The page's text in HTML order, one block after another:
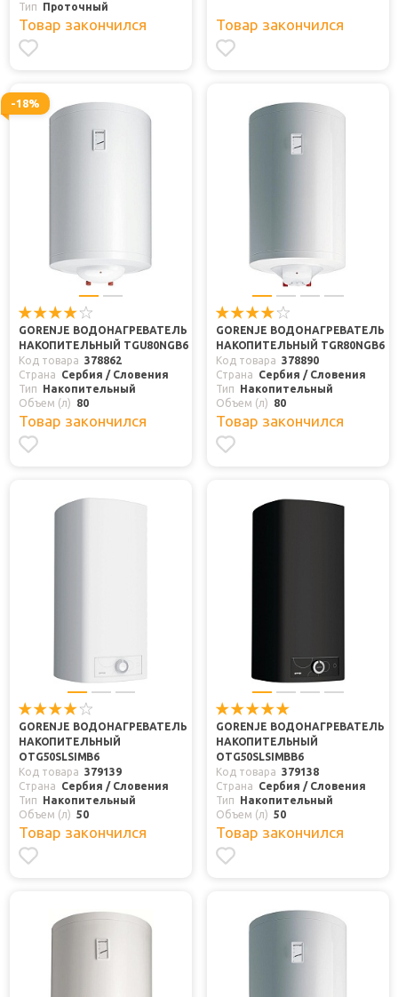
Тип Проточный
Товар закончился Товар закончился
-18%
GORENJE ВОДОНАГРЕВАТЕЛЬ
НАКОПИТЕЛЬНЫЙ TGU80NGB6
Код товара 378862
Страна
Сербия / Словения
Тип
Накопительный
Объем (л)
80
Товар закончился
GORENJE ВОДОНАГРЕВАТЕЛЬ
НАКОПИТЕЛЬНЫЙ TGR80NGB6
Код товара 378890
Страна
Сербия / Словения
Тип
Накопительный
Объем (л)
80
Товар закончился
GORENJE ВОДОНАГРЕВАТЕЛЬ
НАКОПИТЕЛЬНЫЙ
OTG50SLSIMB6
Код товара 379139
Страна
Сербия / Словения
Тип
Накопительный
Объем (л) 50
Товар закончился
GORENJE ВОДОНАГРЕВАТЕЛЬ
НАКОПИТЕЛЬНЫЙ
OTG50SLSIMBB6
Код товара 379138
Страна
Сербия / Словения
Тип
Накопительный
Объем (л) 50
Товар закончился